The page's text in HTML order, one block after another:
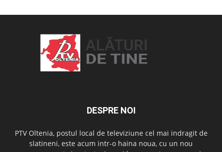
DESPRE NOI
PTV Oltenia, postul local de televiziune cel mai indragit de
slatineni, este acum intr-o haina noua, cu un nou